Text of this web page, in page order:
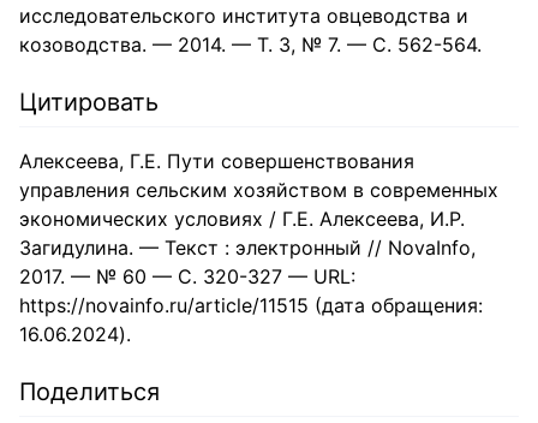
исследовательского института овцеводства и
козоводства. — 2014. — Т. 3, № 7. — С. 562-564.
Цитировать
Алексеева, Г.Е. Пути совершенствования
управления сельским хозяйством в современных
экономических условиях / Г.Е. Алексеева, И.Р.
Загидулина. — Текст : электронный // NovaInfo,
2017. — № 60 — С. 320-327 — URL:
https://novainfo.ru/article/11515 (дата обращения:
16.06.2024).
Поделиться